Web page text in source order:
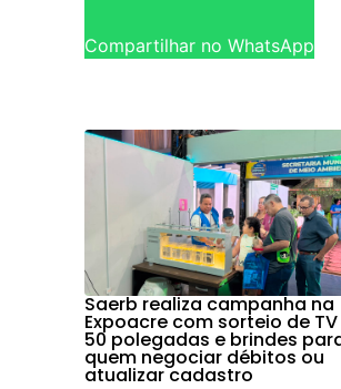
Compartilhar no WhatsApp
Saerb realiza campanha na
Expoacre com sorteio de
50 polegadas e brindes
quem negociar débitos ou
atualizar cadastro